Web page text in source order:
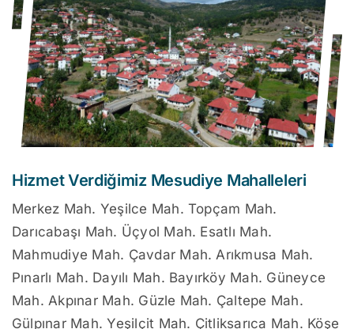
Hizmet Verdiğimiz Mesudiye Mahalleleri
Merkez Mah. Yeşilce Mah. Topçam Mah.
Darıcabaşı Mah. Üçyol Mah. Esatlı Mah.
Mahmudiye Mah. Çavdar Mah. Arıkmusa Mah.
Pınarlı Mah. Dayılı Mah. Bayırköy Mah. Güneyce
Mah. Akpınar Mah. Güzle Mah. Çaltepe Mah.
Gülpınar Mah. Yeşilçit Mah. Çitliksarıca Mah. Köşe